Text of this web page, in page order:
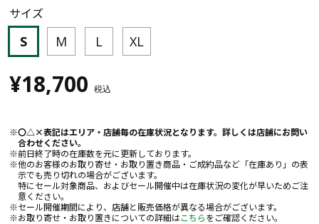
サイズ
S
M L XL
¥18,700 税込
〇△×表記はエリア・店舗毎の在庫状況となります。詳しくは店舗にお問い
合わせください。
前日終了時の在庫数を元に更新しております。
他のお客様のお取り寄せ・お取り置き商品・ご成約品など「在庫あり」の表
示でも売り切れの場合がございます。
特にセール対象商品、およびセール開催中は在庫状況の変化が早いためご注
意ください。
セール開催期間により、店舗と販売価格が異なる場合がございます。
お取り寄せ・お取り置きについての詳細はこちらをご確認ください。